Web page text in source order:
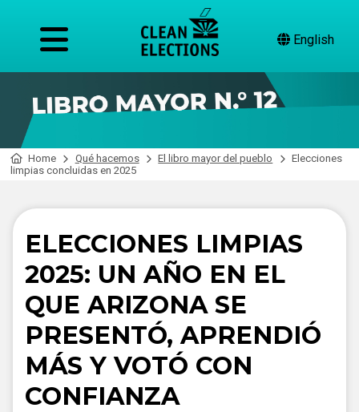
English
Home Qué hacemos El libro mayor del pueblo
Elecciones
limpias concluidas en 2025
ELECCIONES LIMPIAS
2025: UN AÑO EN EL
QUE ARIZONA SE
PRESENTÓ, APRENDIÓ
MÁS Y VOTÓ CON
CONFIANZA